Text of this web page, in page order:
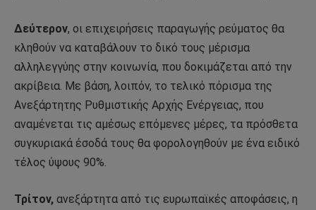
Δεύτερον, οι επιχειρήσεις παραγωγής ρεύματος θα
κληθούν να καταβάλουν το δικό τους μέρισμα
αλληλεγγύης στην κοινωνία, που δοκιμάζεται από την
ακρίβεια. Με βάση, λοιπόν, το τελικό πόρισμα της
Ανεξάρτητης Ρυθμιστικής Αρχής Ενέργειας, που
αναμένεται τις αμέσως επόμενες μέρες, τα πρόσθετα
συγκυριακά έσοδά τους θα φορολογηθούν με ένα ειδικό
τέλος ύψους 90%.
Τρίτον, ανεξάρτητα από τις ευρωπαϊκές αποφάσεις, η